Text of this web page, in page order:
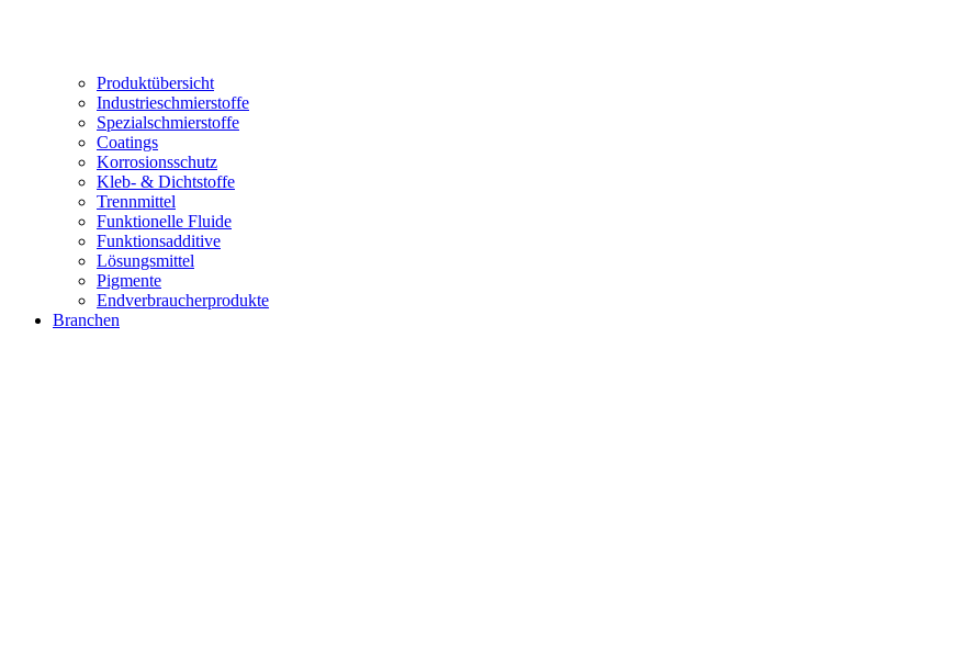
Produktübersicht
Industrieschmierstoffe
Spezialschmierstoffe
Coatings
Korrosionsschutz
Kleb- & Dichtstoffe
Trennmittel
Funktionelle Fluide
Funktionsadditive
Lösungsmittel
Pigmente
Endverbraucherprodukte
Branchen